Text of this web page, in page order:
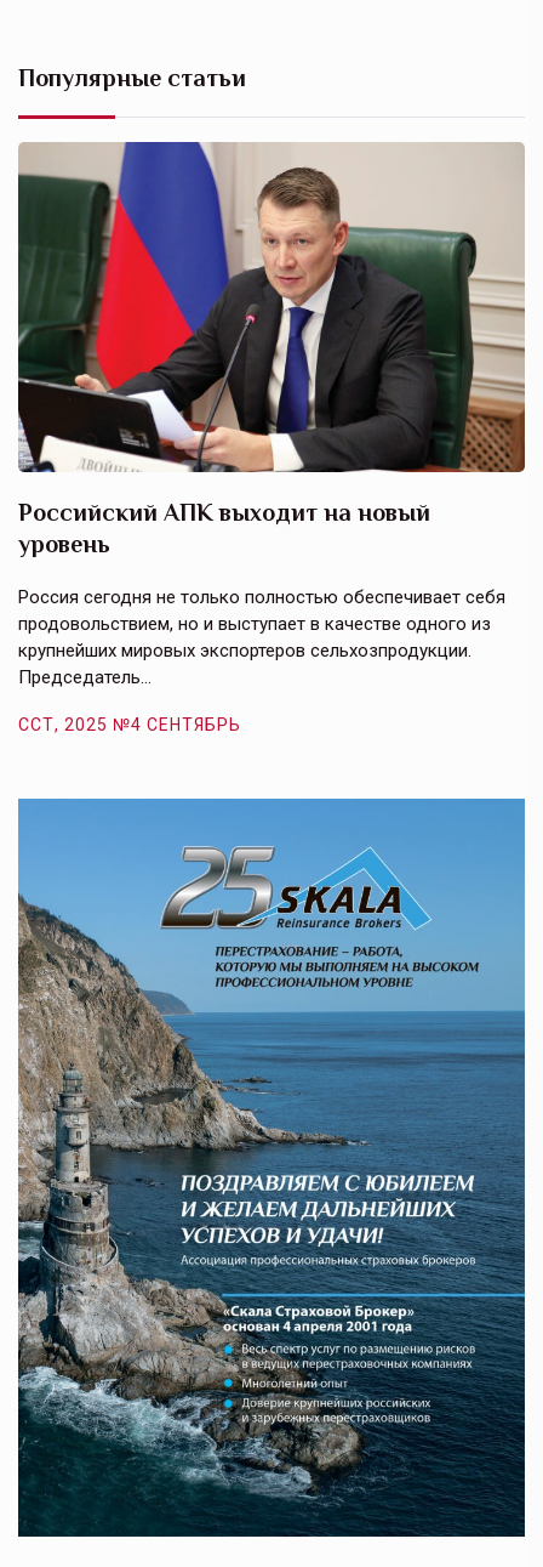
Популярные статьи
Российский АПК выходит на новый
уровень
Россия сегодня не только полностью обеспечивает себя
продовольствием, но и выступает в качестве одного из
крупнейших мировых экспортеров сельхозпродукции.
Председатель…
ССТ, 2025 №4 СЕНТЯБРЬ